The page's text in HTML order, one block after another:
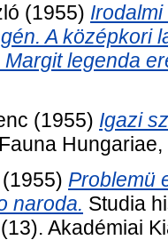
(1955)
A középkori
legenda
(1955) Igazi
(1955) Problemü
naroda. Studia
Akadémiai